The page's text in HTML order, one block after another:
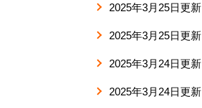
2025年3月25日更新
2025年3月25日更新
2025年3月24日更新
2025年3月24日更新